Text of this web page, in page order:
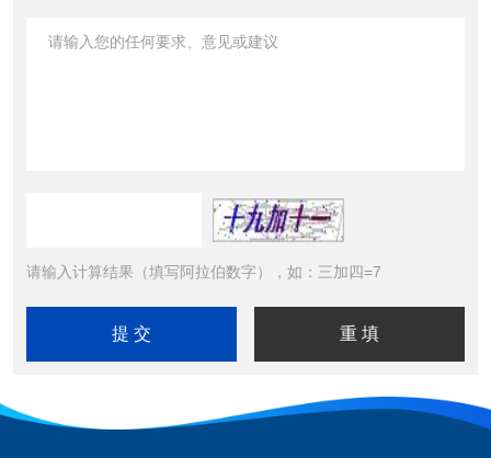
请输入计算结果（填写阿拉伯数字），如：三加四=7